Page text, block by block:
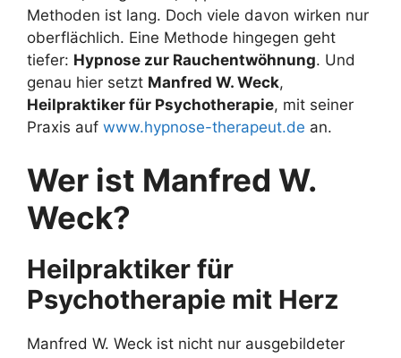
Methoden ist lang. Doch viele davon wirken nur
oberflächlich. Eine Methode hingegen geht
tiefer: Hypnose zur Rauchentwöhnung. Und
genau hier setzt Manfred W. Weck,
Heilpraktiker für Psychotherapie, mit seiner
Praxis auf www.hypnose-therapeut.de an.
Wer ist Manfred W.
Weck?
Heilpraktiker für
Psychotherapie mit Herz
Manfred W. Weck ist nicht nur ausgebildeter